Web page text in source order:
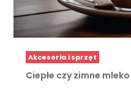
Akcesoria i sprzęt
Ciepłe czy zimne